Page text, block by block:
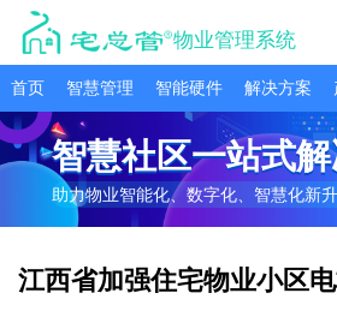
物业管理系统
首页 智慧管理 智能硬件 解决方案
智慧社区一站式
助力物业智能化、数字化、智慧化新
江西省加强住宅物业小区